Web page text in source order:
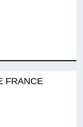
FRANCE